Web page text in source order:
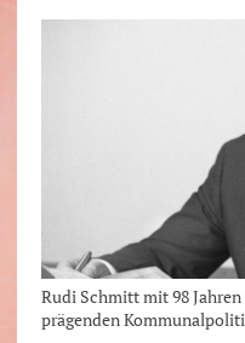
Rudi Schmitt mit 98
prägenden